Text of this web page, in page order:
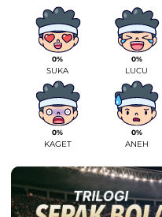
0%
SUKA
0%
LUCU
0%
KAGET
0%
ANEH